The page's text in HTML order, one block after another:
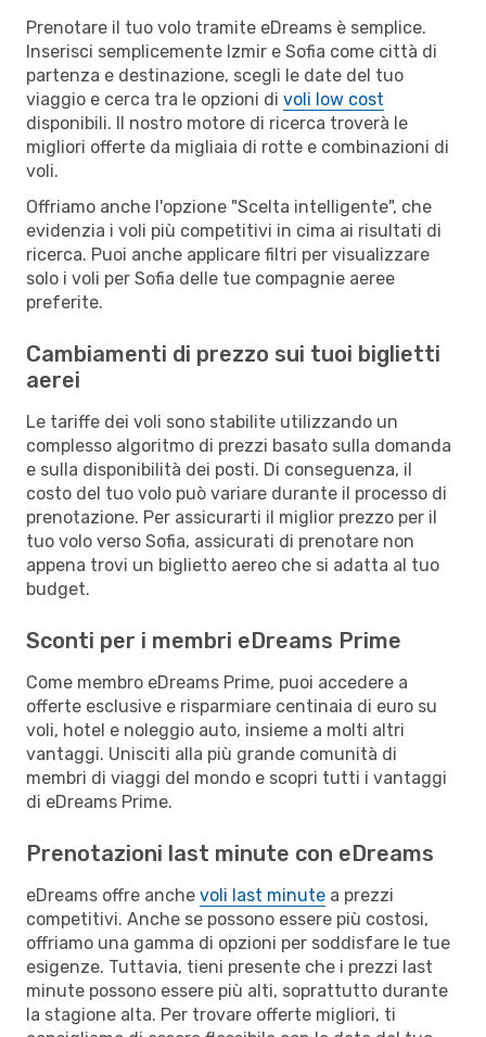
Prenotare il tuo volo tramite eDreams è semplice.
Inserisci semplicemente Izmir e Sofia come città di
partenza e destinazione, scegli le date del tuo
viaggio e cerca tra le opzioni di voli low cost
disponibili. Il nostro motore di ricerca troverà le
migliori offerte da migliaia di rotte e combinazioni di
voli.
Offriamo anche l'opzione "Scelta intelligente", che
evidenzia i voli più competitivi in cima ai risultati di
ricerca. Puoi anche applicare filtri per visualizzare
solo i voli per Sofia delle tue compagnie aeree
preferite.
Cambiamenti di prezzo sui tuoi biglietti
aerei
Le tariffe dei voli sono stabilite utilizzando un
complesso algoritmo di prezzi basato sulla domanda
e sulla disponibilità dei posti. Di conseguenza, il
costo del tuo volo può variare durante il processo di
prenotazione. Per assicurarti il miglior prezzo per il
tuo volo verso Sofia, assicurati di prenotare non
appena trovi un biglietto aereo che si adatta al tuo
budget.
Sconti per i membri eDreams Prime
Come membro eDreams Prime, puoi accedere a
offerte esclusive e risparmiare centinaia di euro su
voli, hotel e noleggio auto, insieme a molti altri
vantaggi. Unisciti alla più grande comunità di
membri di viaggi del mondo e scopri tutti i vantaggi
di eDreams Prime.
Prenotazioni last minute con eDreams
eDreams offre anche voli last minute a prezzi
competitivi. Anche se possono essere più costosi,
offriamo una gamma di opzioni per soddisfare le tue
esigenze. Tuttavia, tieni presente che i prezzi last
minute possono essere più alti, soprattutto durante
la stagione alta. Per trovare offerte migliori, ti